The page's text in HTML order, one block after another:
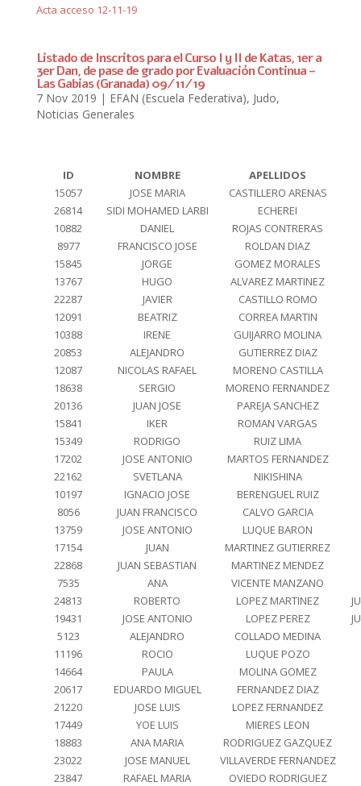
Acta acceso 12-11-19
Listado de Inscritos para el Curso I y II de Katas, 1er a
3er Dan, de pase de grado por Evaluación Continua –
Las Gabias (Granada) 09/11/19
7 Nov 2019 | EFAN (Escuela Federativa), Judo,
Noticias Generales
ID NOMBRE
APELLIDOS
15057
JOSE MARIA
CASTILLERO ARENAS
26814
SIDI MOHAMED LARBI
ECHEREI
10882
DANIEL
ROJAS CONTRERAS
8977
FRANCISCO JOSE
ROLDAN DIAZ
15845
JORGE
GOMEZ MORALES
13767
HUGO
ALVAREZ MARTINEZ
22287
JAVIER
CASTILLO ROMO
12091
BEATRIZ
CORREA MARTIN
10388
IRENE
GUIJARRO MOLINA
20853
ALEJANDRO
GUTIERREZ DIAZ
12087
NICOLAS RAFAEL
MORENO CASTILLA
18638
SERGIO
MORENO FERNANDEZ
20136
JUAN JOSE
PAREJA SANCHEZ
15841
IKER
ROMAN VARGAS
15349
RODRIGO
RUIZ LIMA
17202
JOSE ANTONIO
MARTOS FERNANDEZ
22162
SVETLANA
NIKISHINA
10197
IGNACIO JOSE
BERENGUEL RUIZ
8056
JUAN FRANCISCO
CALVO GARCIA
13759
JOSE ANTONIO
LUQUE BARON
17154
JUAN
MARTINEZ GUTIERREZ
22868
JUAN SEBASTIAN
MARTINEZ MENDEZ
7535
ANA
VICENTE MANZANO
24813
ROBERTO LOPEZ MARTINEZ
19431
JOSE ANTONIO LOPEZ PEREZ
5123
ALEJANDRO
COLLADO MEDINA
11196
ROCIO
LUQUE POZO
14664
PAULA
MOLINA GOMEZ
20617
EDUARDO MIGUEL
FERNANDEZ DIAZ
21220
JOSE LUIS
LOPEZ FERNANDEZ
17449
YOE LUIS
MIERES LEON
18883
ANA MARIA
RODRIGUEZ GAZQUEZ
23022
JOSE MANUEL
VILLAVERDE FERNANDEZ
23847
RAFAEL MARIA
OVIEDO RODRIGUEZ